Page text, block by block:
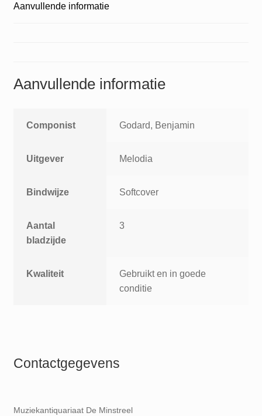
Aanvullende informatie
Aanvullende informatie
Componist Godard, Benjamin
Uitgever Melodia
Bindwijze Softcover
Aantal
bladzijde
3
Kwaliteit
Gebruikt en in goede
conditie
Contactgegevens
Muziekantiquariaat De Minstreel